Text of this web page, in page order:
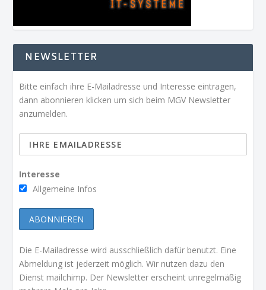
NEWSLETTER
Bitte einfach ihre E-Mailadresse und Interesse eintragen,
dann abonnieren klicken um sich beim MGV Newsletter
anzumelden.
Interesse
Allgemeine Infos
Die E-Mailadresse wird ausschließlich dafür benutzt. Eine
Abmeldung ist jederzeit möglich. Wir nutzen dazu den
Dienst mailchimp. Der Newsletter erscheint unregelmäßig